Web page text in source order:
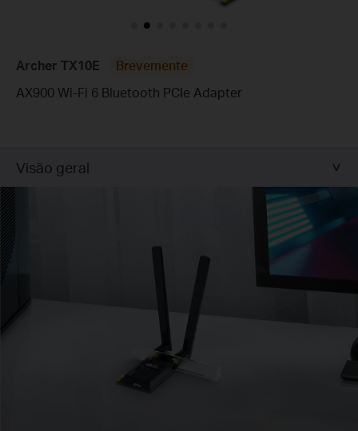
Archer TX10E
Brevemente
AX900 Wi-Fi 6 Bluetooth PCIe Adapter
Visão geral